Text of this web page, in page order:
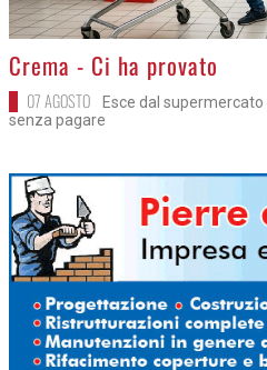
>
Crema - Ci ha provato
07 AGOSTO
Esce dal
senza pagare